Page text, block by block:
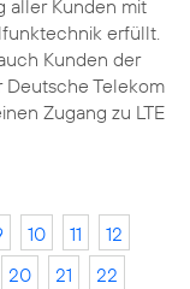
aller Kunden mit
erfüllt.
Kunden der
Deutsche Telekom
Zugang zu LTE
10 11
12
20 21
22